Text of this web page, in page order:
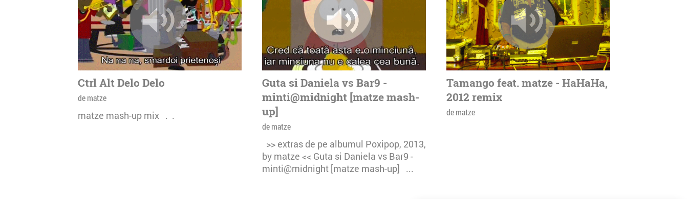
Ctrl Alt Delo Delo
de matze
matze mash-up mix . .
Guta si Daniela vs Bar9 -
minti@midnight [matze mash-
up]
de matze
>> extras de pe albumul Poxipop, 2013,
by matze << Guta si Daniela vs Bar9 -
minti@midnight [matze mash-up] ...
Tamango feat. matze - HaHaHa,
2012 remix
de matze